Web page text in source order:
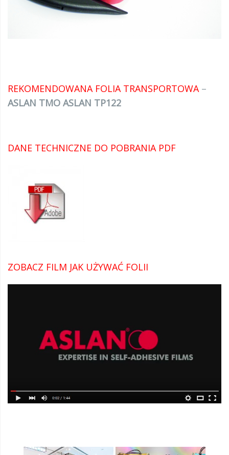
REKOMENDOWANA FOLIA TRANSPORTOWA–
ASLAN TMO ASLAN TP122
DANE TECHNICZNE DO POBRANIA PDF
ZOBACZ FILM JAK UŻYWAĆ FOLII